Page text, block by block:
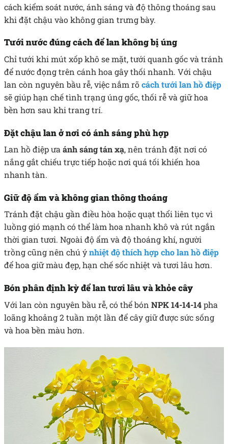
cách kiểm soát nước, ánh sáng và độ thông thoáng sau
khi đặt chậu vào không gian trưng bày.
Tưới nước đúng cách để lan không bị úng
Chỉ tưới khi mút xốp khô se mặt, tưới quanh gốc và tránh
để nước đọng trên cánh hoa gây thối nhanh. Với chậu
lan còn nguyên bầu rễ, việc nắm rõcách tưới lan hồ điệp
sẽ giúp hạn chế tình trạng úng gốc, thối rễ và giữ hoa
bền hơn sau khi trang trí.
Đặt chậu lan ở nơi có ánh sáng phù hợp
Lan hồ điệp ưa ánh sáng tán xạ, nên tránh đặt nơi có
nắng gắt chiếu trực tiếp hoặc nơi quá tối khiến hoa
nhanh tàn.
Giữ độ ẩm và không gian thông thoáng
Tránh đặt chậu gần điều hòa hoặc quạt thổi liên tục vì
luồng gió mạnh có thể làm hoa nhanh khô và rút ngắn
thời gian tươi. Ngoài độ ẩm và độ thoáng khí, người
trồng cũng nên chú ýnhiệt độ thích hợp cho lan hồ điệp
để hoa giữ màu đẹp, hạn chế sốc nhiệt và tươi lâu hơn.
Bón phân định kỳ để lan tươi lâu và khỏe cây
Với lan còn nguyên bầu rễ, có thể bón NPK 14-14-14pha
loãng khoảng 2 tuần một lần để cây giữ được sức sống
và hoa bền màu hơn.